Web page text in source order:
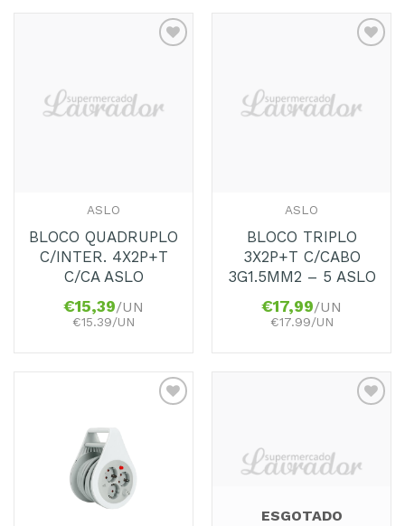
Favoritos
ASLO
BLOCO QUADRUPLO
C/INTER. 4X2P+T
C/CA ASLO
€15,39/UN
€15.39/UN
Favoritos
ASLO
BLOCO TRIPLO
3X2P+T C/CABO
3G1.5MM2 – 5 ASLO
€17,99/UN
€17.99/UN
Favoritos
ESGOTADO